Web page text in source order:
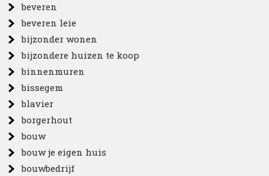
beveren
beveren leie
bijzonder wonen
bijzondere huizen te koop
binnenmuren
bissegem
blavier
borgerhout
bouw
bouw je eigen huis
bouwbedrijf